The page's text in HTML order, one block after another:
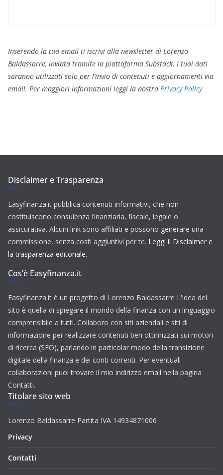
Inserendo la tua email ti iscrivi alla newsletter di Lorenzo
Baldassarre, inviata tramite la piattaforma Substack. I tuoi dati
saranno utilizzati solo per l’invio di contenuti e aggiornamenti via
email. Per maggiori informazioni leggi la nostra Privacy Policy
Disclaimer e Trasparenza
Easyfinanza.it pubblica contenuti informativi, che non
costituiscono consulenza finanziaria, fiscale, legale o
assicurativa. Alcuni link sono affiliati e possono generare una
commissione, senza costi aggiuntivi per te. Leggi il Disclaimer e
la trasparenza editoriale.
Cos’è Easyfinanza.it
Easyfinanza.it è un progetto di Lorenzo Baldassarre L'idea del
sito è quella di spiegare il mondo della finanza con un linguaggio
comprensibile a tutti. Collaboro con siti aziendali e siti di
informazione per realizzare contenuti ben ottimizzati sui motori
di ricerca (SEO), parlando in particolar modo della transizione
digitale della finanza e dei conti correnti. Per eventuali
collaborazioni puoi trovare il mio indirizzo email nella pagina
Contatti.
Titolare sito web
Lorenzo Baldassarre Partita IVA 14934871006
Privacy
Contatti